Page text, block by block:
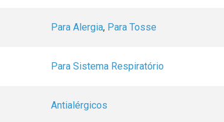
Para Alergia, Para Tosse
Para Sistema Respiratório
Antialérgicos